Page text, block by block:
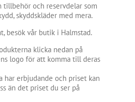
tillbehör och reservdelar som
skyddskläder med mera.
besök vår butik i Halmstad.
klicka nedan på
logo för att komma till deras
har erbjudande och priset kan
än det priset du ser på